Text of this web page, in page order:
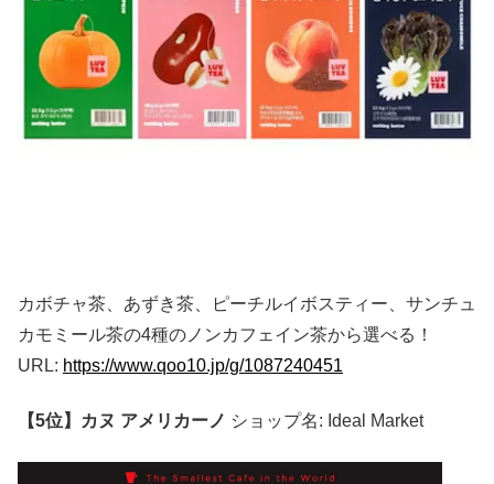
カボチャ茶、あずき茶、ピーチルイボスティー、サンチュ
カモミール茶の4種のノンカフェイン茶から選べる！
URL: https://www.qoo10.jp/g/1087240451
【5位】カヌ アメリカーノ ショップ名: Ideal Market